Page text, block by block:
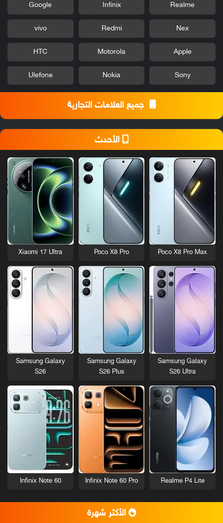
Realme
Infinix
Google
Nex
Redmi
vivo
Apple
Motorola
HTC
Sony
Nokia
Ulefone
جميع العلامات التجارية
الأحدث
Poco X8 Pro Max
Poco X8 Pro
Xiaomi 17 Ultra
Samsung Galaxy
S26 Ultra
Samsung Galaxy
S26 Plus
Samsung Galaxy
S26
Realme P4 Lite
Infinix Note 60 Pro
Infinix Note 60
الأكثر شهرة